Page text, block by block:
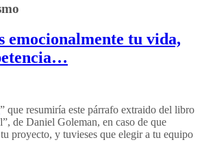
emocionalmente tu vida,
” que resumiría este párrafo extraido del libro
de Daniel Goleman, en caso de que
proyecto, y tuvieses que elegir a tu equipo